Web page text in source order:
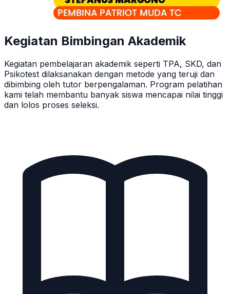
Kegiatan Bimbingan Akademik
Kegiatan pembelajaran akademik seperti TPA, SKD, dan
Psikotest dilaksanakan dengan metode yang teruji dan
dibimbing oleh tutor berpengalaman. Program pelatihan
kami telah membantu banyak siswa mencapai nilai tinggi
dan lolos proses seleksi.